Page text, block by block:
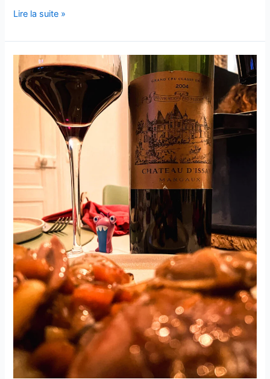
Saint-
–
Château
Marbuzet
2005
Lire la suite »